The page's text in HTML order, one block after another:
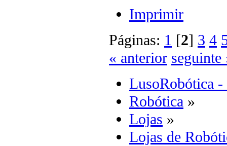
Imprimir
Páginas: 1 [2] 3 4
« anterior seguinte
LusoRobótica -
Robótica »
Lojas »
Lojas de